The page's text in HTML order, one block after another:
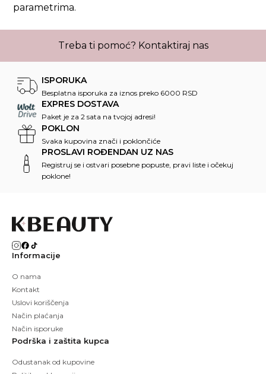
parametrima.
Treba ti pomoć? Kontaktiraj nas
ISPORUKA
Besplatna isporuka za iznos preko 6000 RSD
EXPRES DOSTAVA
Paket je za 2 sata na tvojoj adresi!
POKLON
Svaka kupovina znači i poklončiće
PROSLAVI ROĐENDAN UZ NAS
Registruj se i ostvari posebne popuste, pravi liste i očekuj
poklone!
Informacije
O nama
Kontakt
Uslovi koriščenja
Način plaćanja
Način isporuke
Podrška i zaštita kupca
Odustanak od kupovine